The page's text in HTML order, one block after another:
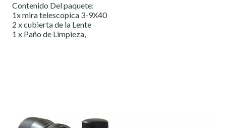
Contenido Del paquete:
1x mira telescopica 3-9X40
2 x cubierta de la Lente
1 x Paño de Limpieza,